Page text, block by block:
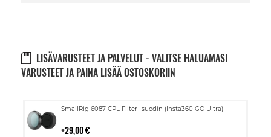
LISÄVARUSTEET JA PALVELUT - VALITSE HALUAMASI
VARUSTEET JA PAINA LISÄÄ OSTOSKORIIN
SmallRig 6087 CPL Filter -suodin (Insta360 GO Ultra)
29,00 €
Lisää